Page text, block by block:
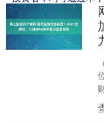
富增值。